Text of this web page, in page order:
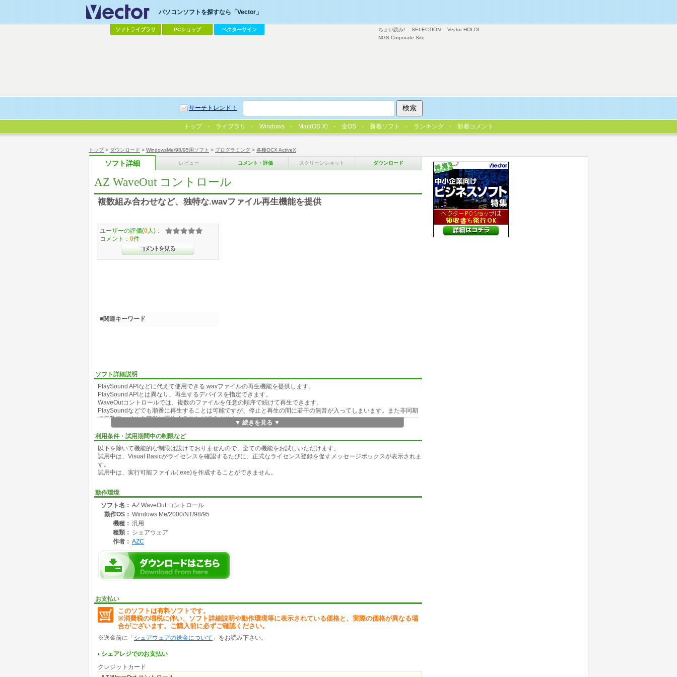
トップ> ダウンロード > WindowsMe/98/95用ソフト > プログラミング > 各種OCX ActiveX
ソフト詳細 レビュー コメント・評価 スクリーンショット ダウンロード
AZ WaveOut コントロール
複数組み合わせなど、独特な.wavファイル再生機能を提供
ソフト詳細説明
PlaySound APIなどに代えて使用できる.wavファイルの再生機能を提供します。
PlaySound APIとは異なり、再生するデバイスを指定できます。
WaveOutコントロールでは、複数のファイルを任意の順序で続けて再生できます。
PlaySoundなどでも順番に再生することは可能ですが、停止と再生の間に若干の無音が入ってしまいます。また非同期
で複数ファイルを簡単に再生することができません。
WaveOutコントロールでは、完全に繋がった連続データとして再生しますので、全く間が入ることはありません。
再生は非同期で行われ、再生完了（ファイル毎、全ファイル）をイベントで通知させる設定が可能です。
以下のように、複数ファイルの組み合わせや、一部を切り替えて再生を行う場合に便利です（「」を１ファイルとしま
す）。
「今日の」「天気は」「晴れ」「のち」「曇り」「です」
「明日の」「天気は」「曇り」「時々」「雨」「です」
再生機能の他に、.wavファイルのフォーマット調査や、WaveOutデバイスに関する諸機能を実装しています。
OS標準以外の依存ファイルはありません。
▼ 続きを見る ▼
利用条件・試用期間中の制限など
以下を除いて機能的な制限は設けておりませんので、全ての機能をお試しいただけます。
試用中は、Visual Basicがライセンスを確認するたびに、正式なライセンス登録を促すメッセージボックスが表示されま
す。
試用中は、実行可能ファイル(.exe)を作成することができません。
動作環境
ソフト名： AZ WaveOut コントロール
動作OS： Windows Me/2000/NT/98/95
機種： 汎用
種類： シェアウェア
作者： AZC
お支払い
このソフトは有料ソフトです。
※消費税の増税に伴い、ソフト詳細説明や動作環境等に表示されている価格と、実際の価格が異なる場
合がございます。ご購入前に必ずご確認ください。
※送金前に「 シェアウェアの送金について 」をお読み下さい。
シェアレジでのお支払い
クレジットカード
ユーザーの評価(0 人)：
コメント： 0件
■関連キーワード
ちょい読み! SELECTION
Vector HOLDI
NGS Corporate Site
パソコンソフトを探すなら「Vector」
ソフトライブラリ PCショップ ベクターサイン
サーチトレンド！
トップ ライブラリ Windows Mac(OS X) 全OS 新着ソフト ランキング 新着コメント